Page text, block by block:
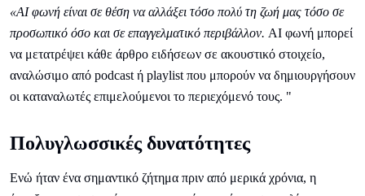
«AI φωνή είναι σε θέση να αλλάξει τόσο πολύ τη ζωή μας τόσο σε
προσωπικό όσο και σε επαγγελματικό περιβάλλον. AI φωνή μπορεί
να μετατρέψει κάθε άρθρο ειδήσεων σε ακουστικό στοιχείο,
αναλώσιμο από podcast ή playlist που μπορούν να δημιουργήσουν
οι καταναλωτές επιμελούμενοι το περιεχόμενό τους. "
Πολυγλωσσικές δυνατότητες
Ενώ ήταν ένα σημαντικό ζήτημα πριν από μερικά χρόνια, η